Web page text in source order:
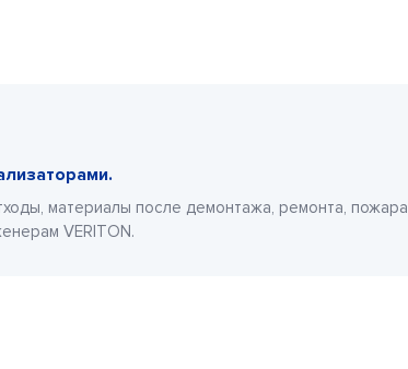
материалы после демонтажа, ремонта, пожара
VERITON.